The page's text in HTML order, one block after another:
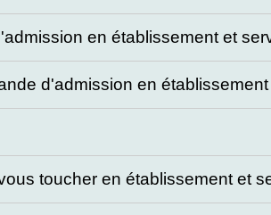
en établissement et
d'admission en
toucher en établissement et